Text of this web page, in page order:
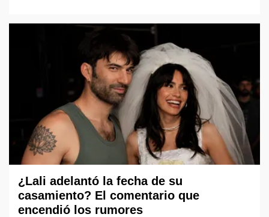
¿Lali adelantó la fecha de su
casamiento? El comentario que
encendió los rumores